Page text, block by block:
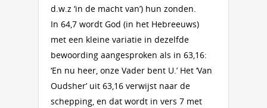
d.w.z ‘in de macht van’) hun zonden.
In 64,7 wordt God (in het Hebreeuws)
met een kleine variatie in dezelfde
bewoording aangesproken als in 63,16:
‘En nu heer, onze Vader bent U.’ Het ‘Van
Oudsher’ uit 63,16 verwijst naar de
schepping, en dat wordt in vers 7 met